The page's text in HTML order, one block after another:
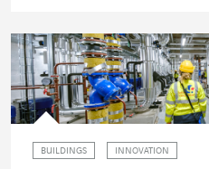
BUILDINGS INNOVATION